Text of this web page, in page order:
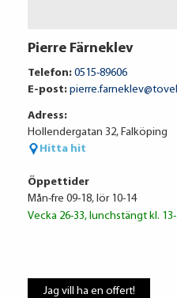
8 203 kr / mån
Ränta
Uppläggningsavgift
Administrationskostnad
Om du inte kan
Pierre Färneklev
Telefon: 0515-89606
E-post:
Adress:
Hollendergatan 32, Falköping
Hitta hit
Öppettider
Mån-fre 09-18, lör 10-14
Vecka 26-33, lunchstängt kl.
Jag vill ha en offert!